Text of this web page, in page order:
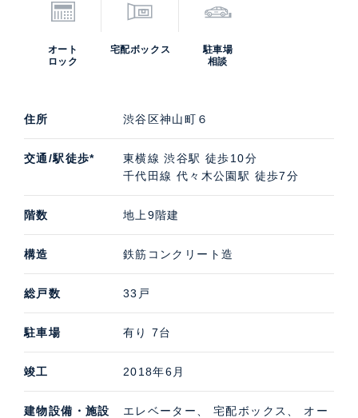
オート
ロック
宅配ボックス
駐車場
相談
住所 渋谷区神山町６
交通/駅徒歩*
東横線 渋谷駅 徒歩10分
千代田線 代々木公園駅 徒歩7分
階数 地上9階建
構造 鉄筋コンクリート造
総戸数 33戸
駐車場 有り 7台
竣工 2018年6月
建物設備・施設
エレベーター、 宅配ボックス、 オー